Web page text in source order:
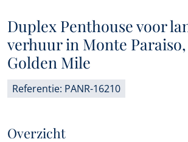
Duplex Penthouse voor
verhuur in Monte
Golden Mile
Referentie: PANR-16210
Overzicht